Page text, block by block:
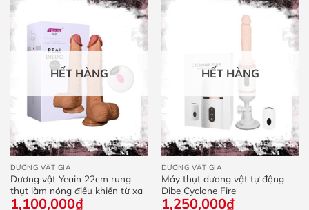
HẾT HÀNG
DƯƠNG VẬT GIẢ
Dương vật Yeain 22cm rung
thụt làm nóng điều khiển từ xa
1,100,000₫
HẾT HÀNG
DƯƠNG VẬT GIẢ
Máy thụt dương vật tự động
Dibe Cyclone Fire
1,250,000₫